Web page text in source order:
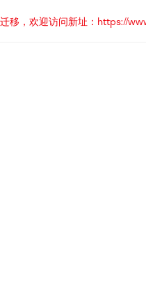
移，欢迎访问新址：https://